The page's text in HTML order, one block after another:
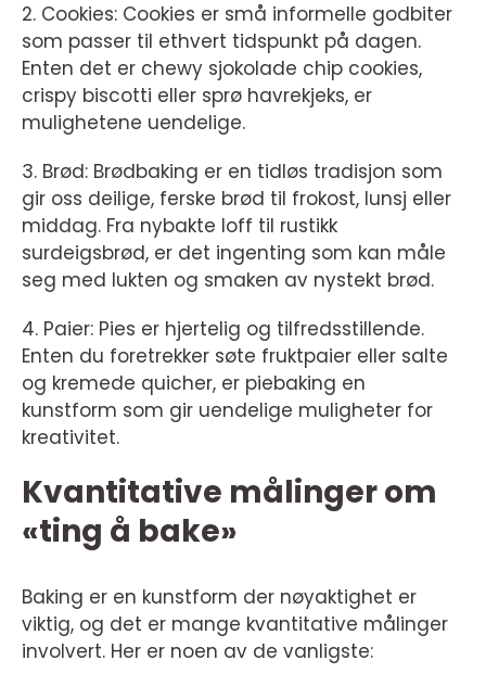
2. Cookies: Cookies er små informelle godbiter
som passer til ethvert tidspunkt på dagen.
Enten det er chewy sjokolade chip cookies,
crispy biscotti eller sprø havrekjeks, er
mulighetene uendelige.
3. Brød: Brødbaking er en tidløs tradisjon som
gir oss deilige, ferske brød til frokost, lunsj eller
middag. Fra nybakte loff til rustikk
surdeigsbrød, er det ingenting som kan måle
seg med lukten og smaken av nystekt brød.
4. Paier: Pies er hjertelig og tilfredsstillende.
Enten du foretrekker søte fruktpaier eller salte
og kremede quicher, er piebaking en
kunstform som gir uendelige muligheter for
kreativitet.
Kvantitative målinger om
«ting å bake»
Baking er en kunstform der nøyaktighet er
viktig, og det er mange kvantitative målinger
involvert. Her er noen av de vanligste: